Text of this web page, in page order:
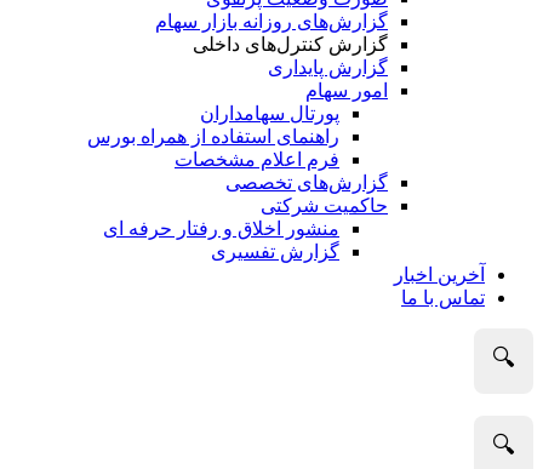
گزارش‌های روزانه بازار سهام
گزارش کنترل‌های داخلی
گزارش پایداری
امور سهام
پورتال سهامداران
راهنمای استفاده از همراه بورس
فرم اعلام مشخصات
گزارش‌های تخصصی
حاکمیت شرکتی
منشور اخلاق و رفتار حرفه­ ای
گزارش تفسیری
آخرین اخبار
تماس با ما
🔍
🔍